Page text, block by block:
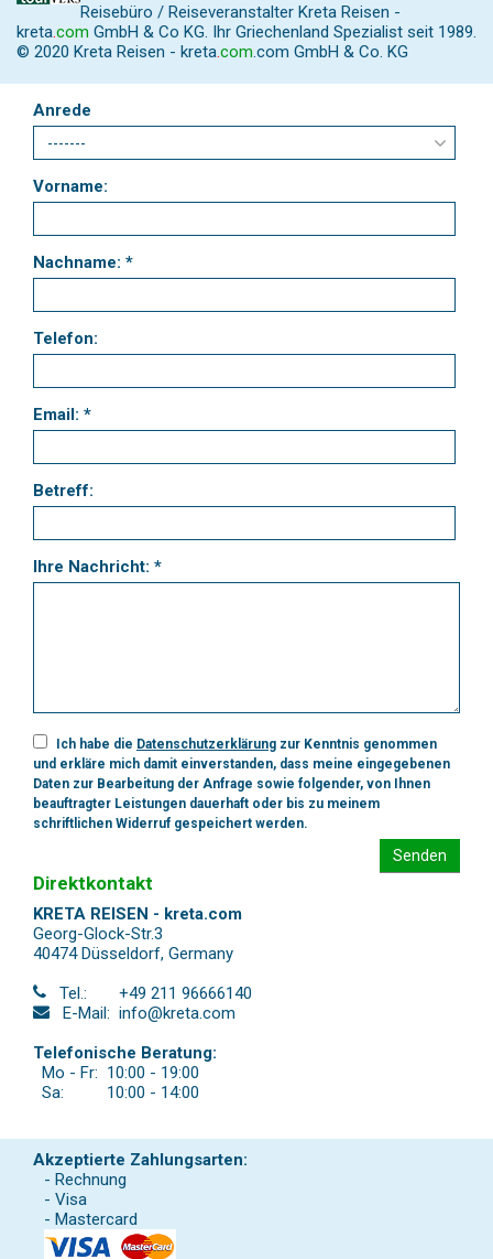
Reisebüro / Reiseveranstalter Kreta Reisen -
kreta.com GmbH & Co KG. Ihr Griechenland Spezialist seit 1989.
© 2020 Kreta Reisen - kreta.com.com GmbH & Co. KG
Anrede
Vorname:
Nachname: *
Telefon:
Email: *
Betreff:
Ihre Nachricht: *
Ich habe die Datenschutzerklärung zur Kenntnis genommen
und erkläre mich damit einverstanden, dass meine eingegebenen
Daten zur Bearbeitung der Anfrage sowie folgender, von Ihnen
beauftragter Leistungen dauerhaft oder bis zu meinem
schriftlichen Widerruf gespeichert werden.
Senden
Direktkontakt
KRETA REISEN - kreta.com
Georg-Glock-Str.3
40474 Düsseldorf, Germany
Tel.:
+49 211 96666140
E-Mail: info@kreta.com
Telefonische Beratung:
Mo - Fr: 10:00 - 19:00
Sa:
10:00 - 14:00
Akzeptierte Zahlungsarten:
- Rechnung
- Visa
- Mastercard